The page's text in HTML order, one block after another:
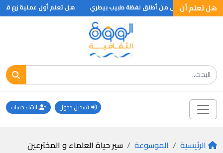
هل تعلم أن
هل تعلم أول من أطلق لفظة طبيب بيطري هل تعلم أول عملية زرع قلب
تسجيل دخول انشاء حساب
الرئيسية الموسوعة سير حياة العلماء و المخترعين